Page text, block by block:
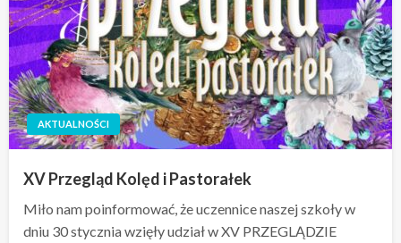
AKTUALNOŚCI
XV Przegląd Kolęd i Pastorałek
Miło nam poinformować, że uczennice naszej szkoły w
dniu 30 stycznia wzięły udział w XV PRZEGLĄDZIE